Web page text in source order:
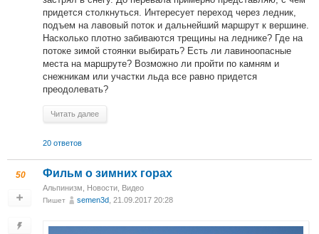
придется столкнуться. Интересует переход через ледник,
подъем на лавовый поток и дальнейший маршрут к вершине.
Насколько плотно забиваются трещины на леднике? Где на
потоке зимой стоянки выбирать? Есть ли лавиноопасные
места на маршруте? Возможно ли пройти по камням и
снежникам или участки льда все равно придется
преодолевать?
Читать далее
20 ответов
50 Фильм о зимних горах
Альпинизм Новости Видео
Пишет semen3d , 21.09.2017 20:28